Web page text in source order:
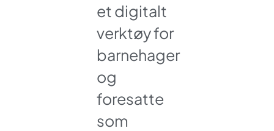
et digitalt
verktøy for
barnehager
og
foresatte
som